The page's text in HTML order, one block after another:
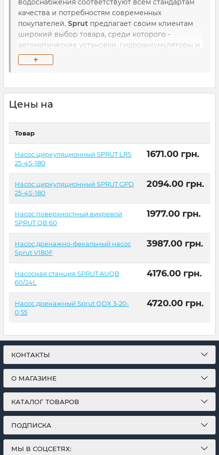
водоснабжения соответствуют всем стандартам
качества и потребностям современных
покупателей. Sprut предлагает своим клиентам
широкий выбор товара, среди которого -
автоматические установки, гидроаккумуляторы и
расширительные баки, насосные станции, а также
насосы для бассейнов, колодцев и скважин.
своего дела, которые каждый год
большому опыту и передовым технологиям.
+
Цены на
Товар
Насос циркуляционный SPRUT LRS
25-4S-180
1671.00 грн.
Насос циркуляционный SPRUT GPD
25-4S-180
2094.00 грн.
Насос поверхностный вихревой
SPRUT QB 60
1977.00 грн.
Насос дренажно-фекальный насос
Sprut V180F
3987.00 грн.
Насосная станция SPRUT AUQB
60/24L
4176.00 грн.
Насос дренажный Sprut QDX 3-20-
0,55
4720.00 грн.
КОНТАКТЫ
О МАГАЗИНЕ
КАТАЛОГ ТОВАРОВ
ПОДПИСКА
МЫ В СОЦСЕТЯХ: